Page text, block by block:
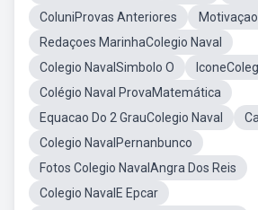
ColuniProvas Anteriores
Redaçoes MarinhaColegio Naval
Colegio NavalSimbolo O
Colégio Naval ProvaMatemática
Equacao Do 2 GrauColegio Naval
Colegio NavalPernanbunco
Fotos Colegio NavalAngra Dos Reis
Colegio NavalE Epcar